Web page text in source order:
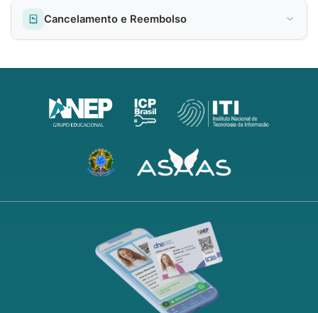
Cancelamento e Reembolso